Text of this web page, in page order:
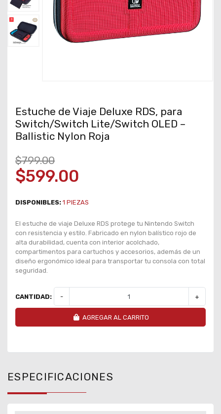
Estuche de Viaje Deluxe RDS, para
Switch/Switch Lite/Switch OLED –
Ballistic Nylon Roja
$799.00
$599.00
DISPONIBLES: 1 PIEZAS
El estuche de viaje Deluxe RDS protege tu Nintendo Switch
con resistencia y estilo. Fabricado en nylon balístico rojo de
alta durabilidad, cuenta con interior acolchado,
compartimentos para cartuchos y accesorios, además de un
diseño ergonómico ideal para transportar tu consola con total
seguridad.
CANTIDAD: - +
AGREGAR AL CARRITO
ESPECIFICACIONES